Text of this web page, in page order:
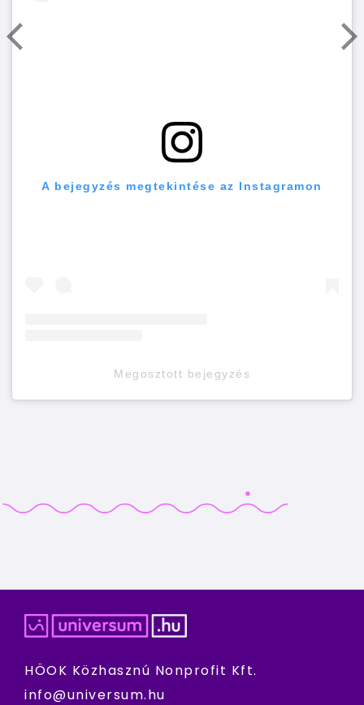
A bejegyzés megtekintése az Instagramon
Megosztott bejegyzés
HÖOK Közhasznú Nonprofit Kft.
info@universum.hu